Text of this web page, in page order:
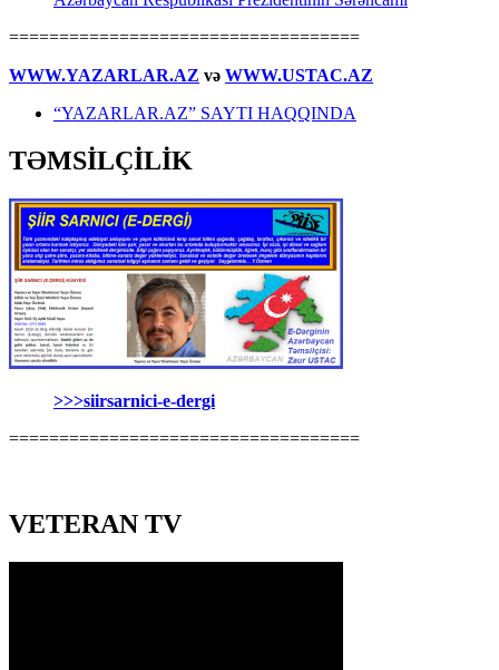
===================================
WWW.YAZARLAR.AZ və WWW.USTAC.AZ
“YAZARLAR.AZ” SAYTI HAQQINDA
TƏMSİLÇİLİK
>>>siirsarnici-e-dergi
===================================
VETERAN TV